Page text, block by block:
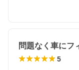
お受け出来ません
5